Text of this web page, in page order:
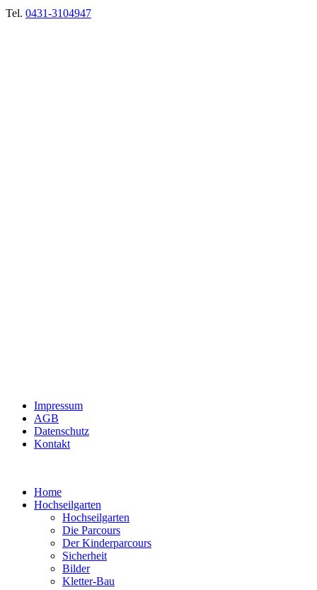
Tel. 0431-3104947
Impressum
AGB
Datenschutz
Kontakt
Home
Hochseilgarten
Hochseilgarten
Die Parcours
Der Kinderparcours
Sicherheit
Bilder
Kletter-Bau